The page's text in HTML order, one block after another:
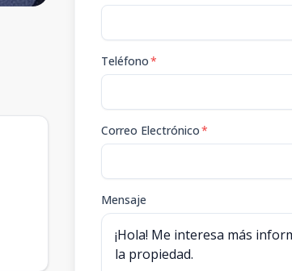
Teléfono*
Correo Electrónico*
Mensaje